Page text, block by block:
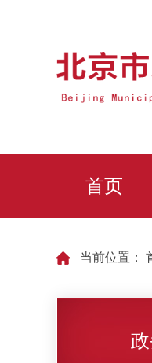
首页
当前位置：